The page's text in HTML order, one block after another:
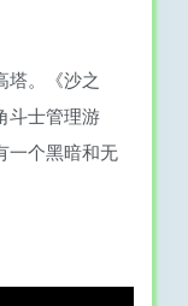
塔。《沙之
斗士管理游
一个黑暗和无